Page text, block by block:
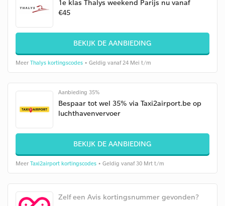
1e klas Thalys weekend Parijs nu vanaf
€45
BEKIJK DE AANBIEDING
Meer Thalys kortingscodes • Geldig vanaf 24 Mei t/m
Aanbieding 35%
Bespaar tot wel 35% via Taxi2airport.be op
luchthavenvervoer
BEKIJK DE AANBIEDING
Meer Taxi2airport kortingscodes • Geldig vanaf 30 Mrt t/m
Zelf een Avis kortingsnummer gevonden?